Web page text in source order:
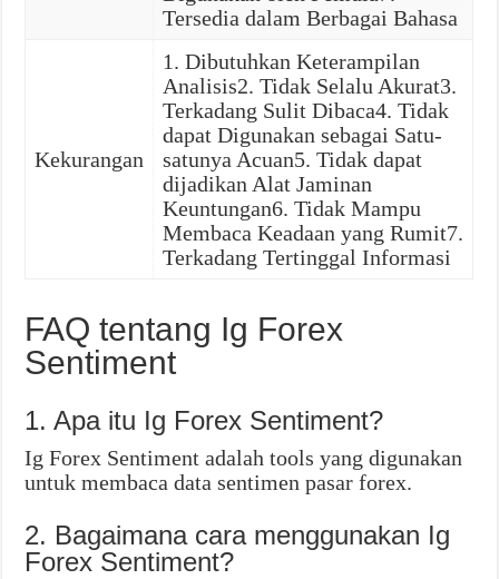
Tersedia dalam Berbagai Bahasa
Kekurangan
1. Dibutuhkan Keterampilan
Analisis2. Tidak Selalu Akurat3.
Terkadang Sulit Dibaca4. Tidak
dapat Digunakan sebagai Satu-
satunya Acuan5. Tidak dapat
dijadikan Alat Jaminan
Keuntungan6. Tidak Mampu
Membaca Keadaan yang Rumit7.
Terkadang Tertinggal Informasi
FAQ tentang Ig Forex
Sentiment
1. Apa itu Ig Forex Sentiment?
Ig Forex Sentiment adalah tools yang digunakan
untuk membaca data sentimen pasar forex.
2. Bagaimana cara menggunakan Ig
Forex Sentiment?